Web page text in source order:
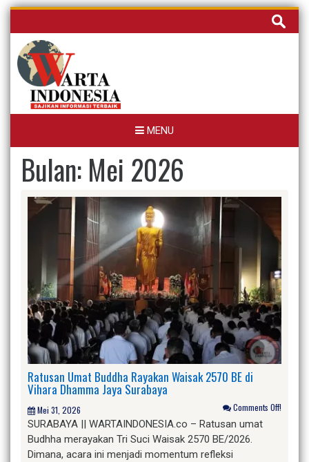
Skip
content
Cari
untuk:
MENU
Bulan: Mei 2026
Ratusan Umat Buddha Rayakan Waisak 2570 BE di
Vihara Dhamma Jaya Surabaya
Mei 31, 2026 Comments Off!
SURABAYA || WARTAINDONESIA.co – Ratusan umat
Budhha merayakan Tri Suci Waisak 2570 BE/2026.
Dimana, acara ini menjadi momentum refleksi